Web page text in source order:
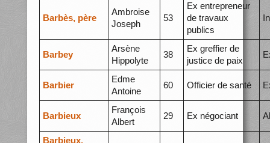
Barbès, père
Ambroise
Joseph
53
Ex entrepreneur
de travaux
publics
Barbey
Arsène
Hippolyte
38
Ex greffier de
justice de paix
Barbier
Edme
Antoine
60 Officier de santé
Barbieux
François
Albert
29 Ex négociant
Barbieux,